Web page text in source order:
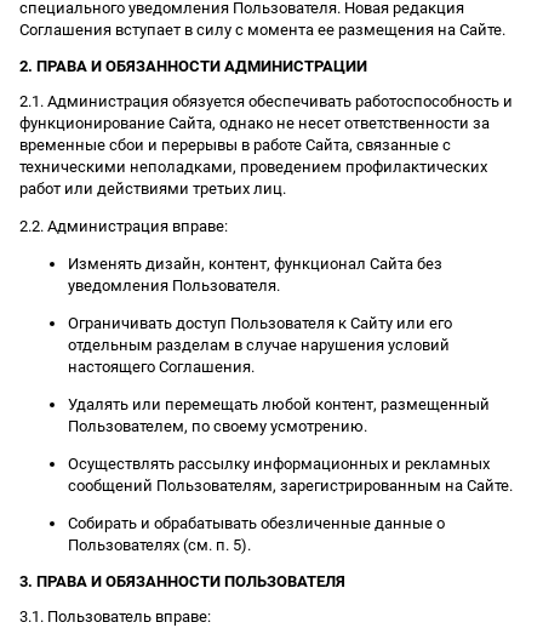
специального уведомления Пользователя. Новая редакция
Соглашения вступает в силу с момента ее размещения на Сайте.
2. ПРАВА И ОБЯЗАННОСТИ АДМИНИСТРАЦИИ
2.1. Администрация обязуется обеспечивать работоспособность и
функционирование Сайта, однако не несет ответственности за
временные сбои и перерывы в работе Сайта, связанные с
техническими неполадками, проведением профилактических
работ или действиями третьих лиц.
2.2. Администрация вправе:
Изменять дизайн, контент, функционал Сайта без
уведомления Пользователя.
Ограничивать доступ Пользователя к Сайту или его
отдельным разделам в случае нарушения условий
настоящего Соглашения.
Удалять или перемещать любой контент, размещенный
Пользователем, по своему усмотрению.
Осуществлять рассылку информационных и рекламных
сообщений Пользователям, зарегистрированным на Сайте.
Собирать и обрабатывать обезличенные данные о
Пользователях (см. п. 5).
3. ПРАВА И ОБЯЗАННОСТИ ПОЛЬЗОВАТЕЛЯ
3.1. Пользователь вправе: